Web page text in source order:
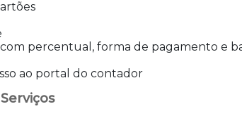
percentual, forma de pagamento e
ao portal do contador